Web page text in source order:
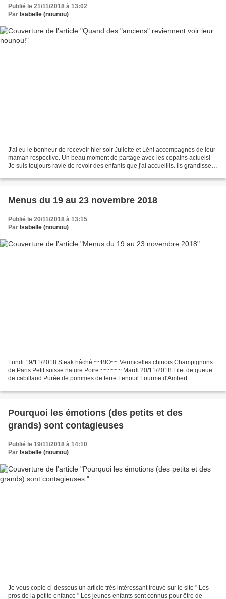
Publié le 21/11/2018 à 13:02
Par Isabelle (nounou)
J'ai eu le bonheur de recevoir hier soir Juliette et Léni accompagnés de leur
maman respective. Un beau moment de partage avec les copains actuels!
Je suis toujours ravie de revoir des enfants que j'ai accueillis. Ils grandissent
Menus du 19 au 23 novembre 2018
Publié le 20/11/2018 à 13:15
Par Isabelle (nounou)
Lundi 19/11/2018 Steak hâché ~~BIO~~ Vermicelles chinois Champignons
de Paris Petit suisse nature Poire ~~~~~~ Mardi 20/11/2018 Filet de queue
de cabillaud Purée de pommes de terre Fenouil Fourme d'Ambert
Pourquoi les émotions (des petits et des
grands) sont contagieuses
Publié le 19/11/2018 à 14:10
Par Isabelle (nounou)
Je vous copie ci-dessous un article très intéressant trouvé sur le site " Les
pros de la petite enfance " Les jeunes enfants sont connus pour être de